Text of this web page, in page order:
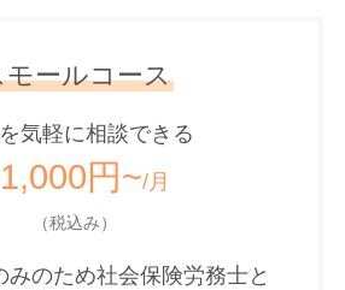
モールコース
気軽に相談できる
円~/月
（税込み）
みのため社会保険労務士と